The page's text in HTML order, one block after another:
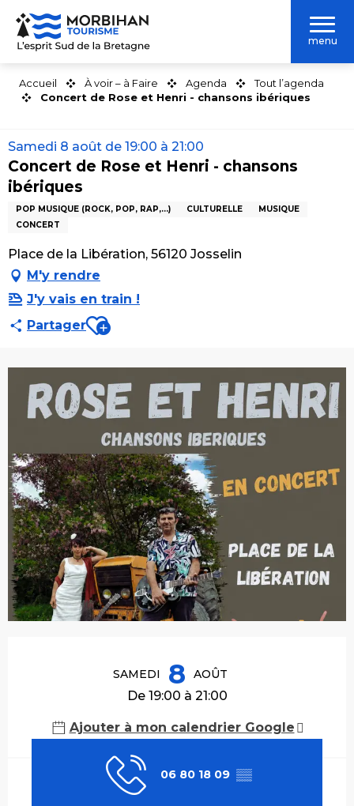
Aller
contenu
menu
Accueil À voir – à Faire Agenda
Tout l’agenda
Concert de Rose et Henri - chansons ibériques
Samedi 8 août de 19:00 à 21:00
Concert de Rose et Henri - chansons
ibériques
POP MUSIQUE (ROCK, POP, RAP,...) CULTURELLE
MUSIQUE
CONCERT
Place de la Libération, 56120 Josselin
M'y rendre
J'y vais en train !
PartagerAjouter aux favoris
SAMEDI 8 AOÛT
De 19:00 à 21:00
Ajouter à mon calendrier Google
06 80 18 09 ▒▒